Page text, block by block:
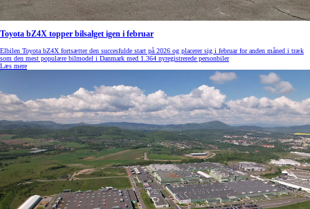
Toyota bZ4X topper bilsalget igen i februar
Elbilen Toyota bZ4X fortsætter den succesfulde start på 2026 og placerer sig i februar for anden måned i træk
som den mest populære bilmodel i Danmark med 1.364 nyregistrerede personbiler
Læs mere